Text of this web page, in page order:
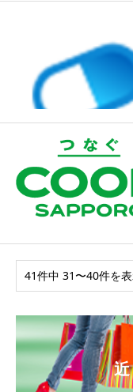
41件中 31〜40件を
近